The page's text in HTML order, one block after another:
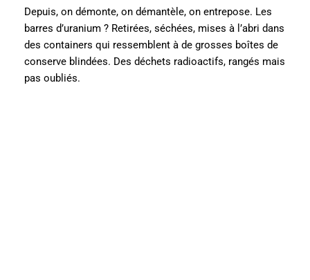
Depuis, on démonte, on démantèle, on entrepose. Les
barres d’uranium ? Retirées, séchées, mises à l’abri dans
des containers qui ressemblent à de grosses boîtes de
conserve blindées. Des déchets radioactifs, rangés mais
pas oubliés.